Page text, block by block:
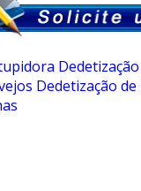
Dedetização de